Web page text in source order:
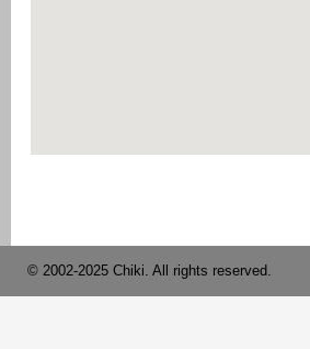
© 2002-2025 Chiki. All rights reserved.